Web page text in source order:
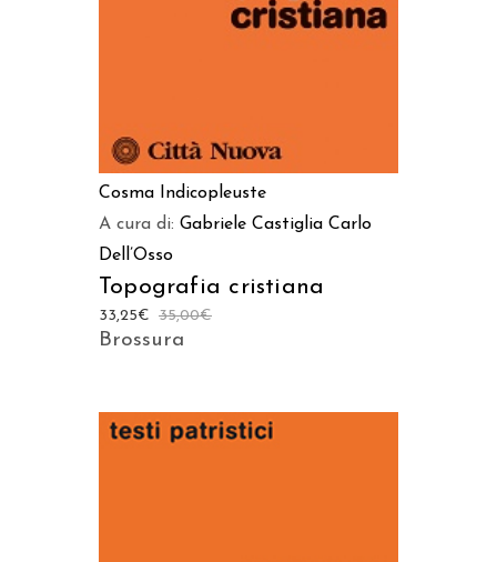
Cosma Indicopleuste
A cura di: Gabriele Castiglia Carlo
Dell’Osso
Topografia cristiana
35,00€
33,25€
Brossura